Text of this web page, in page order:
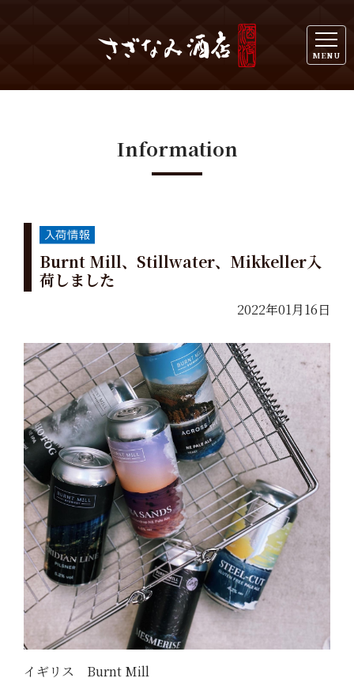
MENU
Information
Burnt Mill、Stillwater、Mikkeller入
荷しました
2022年01月16日
イギリス Burnt Mill